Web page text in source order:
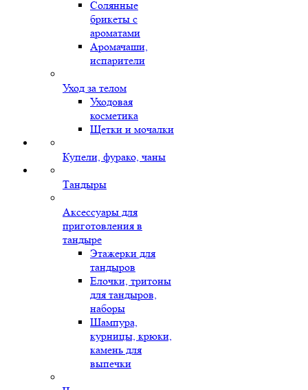
Солянные
брикеты с
ароматами
Аромачаши,
испарители
Уход за телом
Уходовая
косметика
Щетки и мочалки
Купели, фурако, чаны
Тандыры
Аксессуары для
приготовления в
тандыре
Этажерки для
тандыров
Елочки, тритоны
для тандыров,
наборы
Шампура,
курницы, крюки,
камень для
выпечки